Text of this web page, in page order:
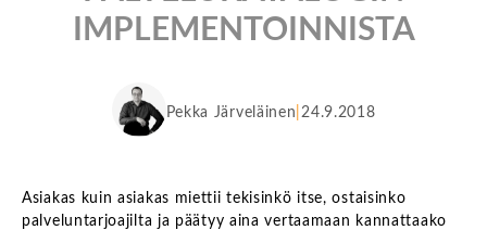
IMPLEMENTOINNISTA
Pekka Järveläinen 24.9.2018
Asiakas kuin asiakas miettii tekisinkö itse, ostaisinko
palveluntarjoajilta ja päätyy aina vertaamaan kannattaako